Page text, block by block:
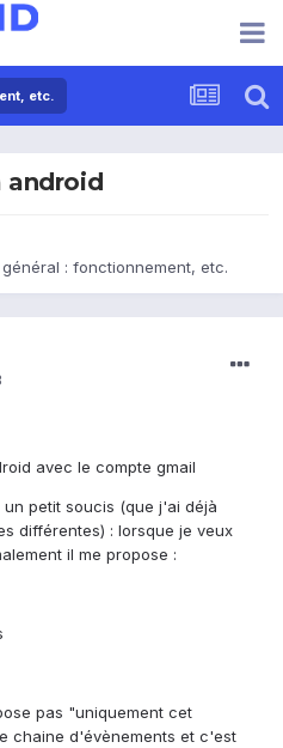
etc.
android
: fonctionnement, etc.
avec le compte gmail
petit soucis (que j'ai déjà
différentes) : lorsque je veux
il me propose :
pas "uniquement cet
chaine d'évènements et c'est